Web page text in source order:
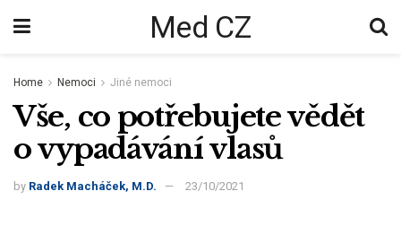
Med CZ
Home Nemoci Jiné nemoci
Vše, co potřebujete vědět
o vypadávání vlasů
by Radek Macháček, M.D. 23/10/2021